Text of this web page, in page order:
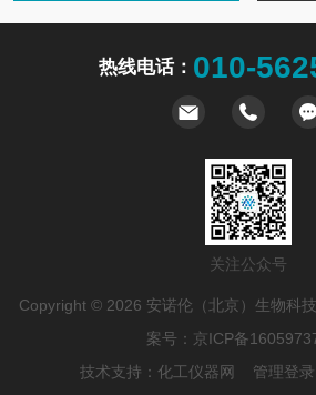
热线电话： 010-
关注公众号
Copyright © 2026 安诺伦（北京）生物科
案号： 京ICP备
技术支持： 化工仪器网 管理登录